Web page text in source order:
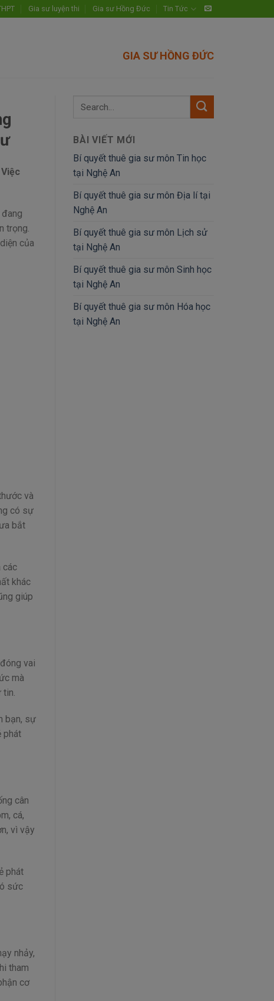
Gia sư luyện thi Gia sư Hồng Đức Tin Tức
GIA SƯ HỒNG ĐỨC
trọng.
của
và
có sự
bắt
các
khác
giúp
vai
mà
bạn, sự
phát
cân
cá,
vì vậy
phát
sức
nhảy,
tham
cơ
BÀI VIẾT MỚI
Bí quyết thuê gia sư môn Tin học
tại Nghệ An
Bí quyết thuê gia sư môn Địa lí tại
Nghệ An
Bí quyết thuê gia sư môn Lịch sử
tại Nghệ An
Bí quyết thuê gia sư môn Sinh học
tại Nghệ An
Bí quyết thuê gia sư môn Hóa học
tại Nghệ An